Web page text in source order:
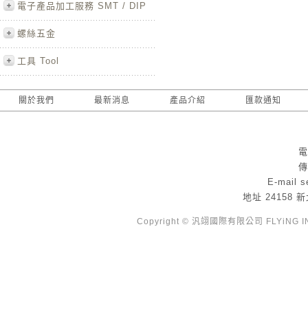
電子產品加工服務 SMT / DIP
螺絲五金
工具 Tool
關於我們 最新消息 產品介紹 匯款通知
E-mail
地址 24158 新
Copyright © 汎翊國際有限公司 FLYiNG